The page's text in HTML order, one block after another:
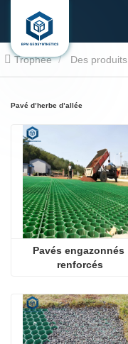
Trophée Des produits
Pavé d’herbe d’allée
Pavés engazonnés
renforcés